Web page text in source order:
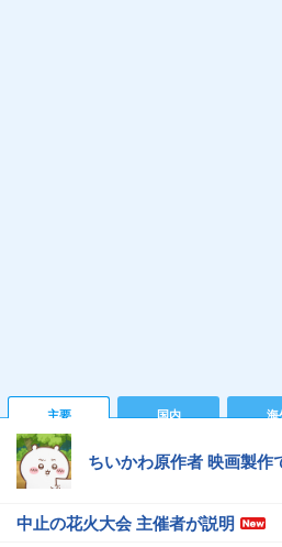
主要 国内 海
ちいかわ原作者 映画製作
中止の花火大会 主催者が説明